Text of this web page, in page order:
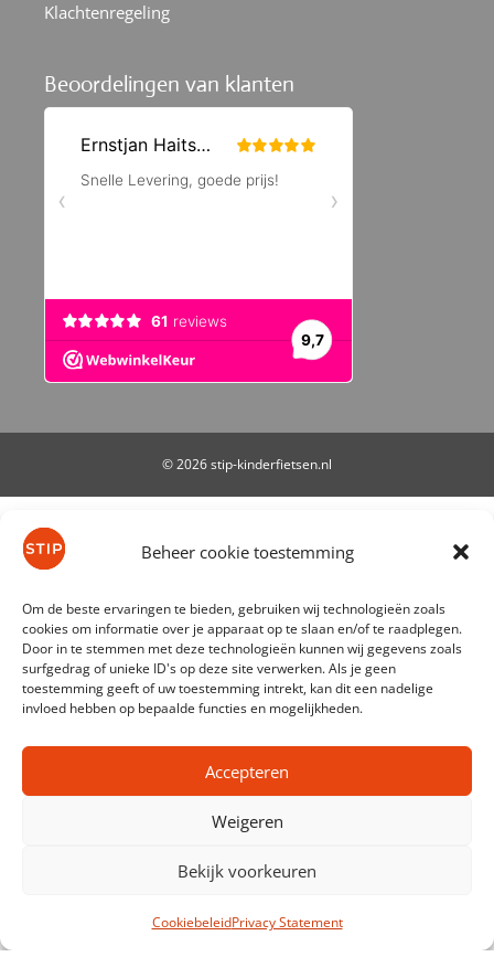
Beheer cookie toestemming
Om de beste ervaringen te bieden, gebruiken wij technologieën zoals
cookies om informatie over je apparaat op te slaan en/of te raadplegen.
Door in te stemmen met deze technologieën kunnen wij gegevens zoals
surfgedrag of unieke ID's op deze site verwerken. Als je geen
toestemming geeft of uw toestemming intrekt, kan dit een nadelige
invloed hebben op bepaalde functies en mogelijkheden.
Accepteren
Weigeren
Bekijk voorkeuren
CookiebeleidPrivacy Statement
Klachtenregeling
Beoordelingen van klanten
© 2026 stip-kinderfietsen.nl
WebwinkelKeur Reviewsis 9.7/10 gebaseerd op 61